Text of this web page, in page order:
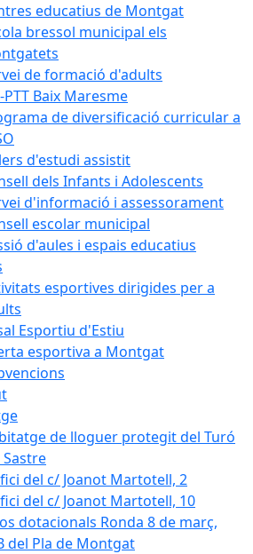
educatius de Montgat
bressol municipal els
de formació d'adults
PTT Baix Maresme
de diversificació curricular a
d'estudi assistit
dels Infants i Adolescents
d'informació i assessorament
escolar municipal
d'aules i espais educatius
esportives dirigides per a
Esportiu d'Estiu
esportiva a Montgat
de lloguer protegit del Turó
del c/ Joanot Martotell, 2
del c/ Joanot Martotell, 10
dotacionals Ronda 8 de març,
del Pla de Montgat